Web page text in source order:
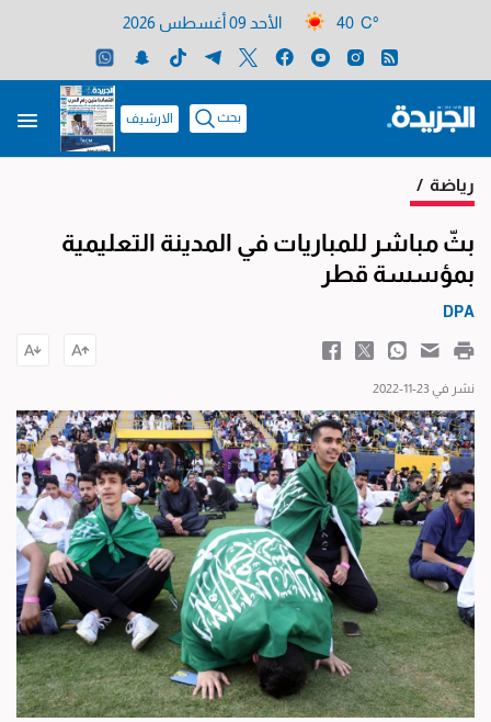
40 C° الأحد 09 أغسطس 2026
بحث الارشيف
رياضة /
بثّ مباشر للمباريات في المدينة التعليمية
بمؤسسة قطر
DPA
نشر في 23-11-2022